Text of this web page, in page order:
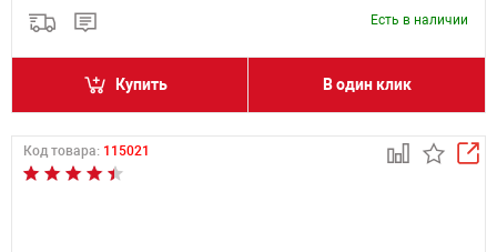
Есть в наличии
Купить В один клик
Код товара: 115021